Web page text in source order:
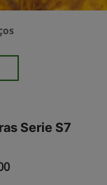
Serie S7